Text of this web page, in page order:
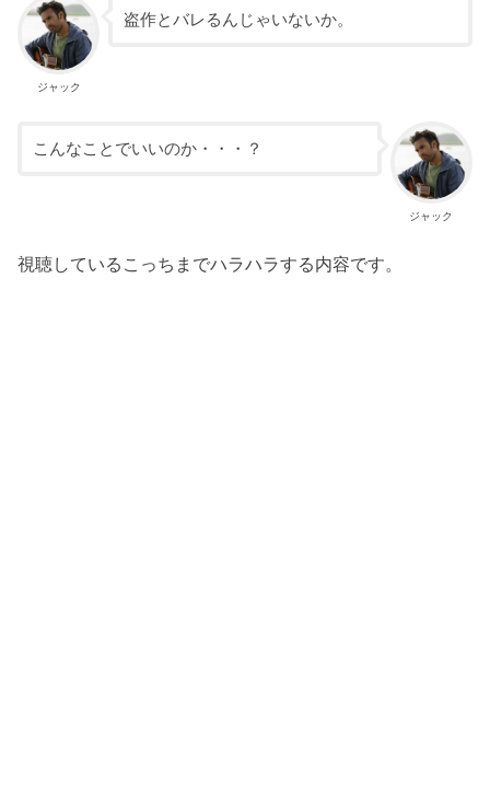
ジャック
盗作とバレるんじゃいないか。
ジャック
こんなことでいいのか・・・？
視聴しているこっちまでハラハラする内容です。